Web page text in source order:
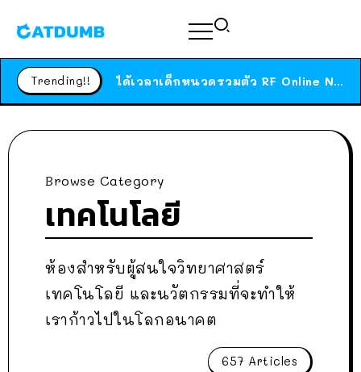
Trending!! ได้เวลาเด็กหนวดรวมตัว RF Online Next เปิดให้เล่นแล้ว เกม Sci-Fi MMORPG ระดับตำนาน เล่นได้ทั้งมือถือและ PC
Browse Category
เทคโนโลยี
ห้องสำหรับผู้สนใจวิทยาศาสตร์
เทคโนโลยี และนวัตกรรมที่จะทำให้
เราก้าวไปในโลกอนาคต
657 Articles